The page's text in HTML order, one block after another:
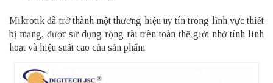
Mikrotik đã trở thành một thương hiệu uy tín trong lĩnh vực thiết
bị mạng, được sử dụng rộng rãi trên toàn thế giới nhờ tính linh
hoạt và hiệu suất cao của sản phẩm